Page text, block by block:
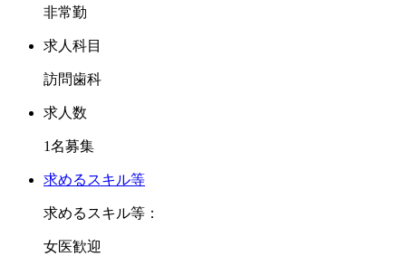
非常勤
求人科目
訪問歯科
求人数
1名募集
求めるスキル等
求めるスキル等：
女医歓迎